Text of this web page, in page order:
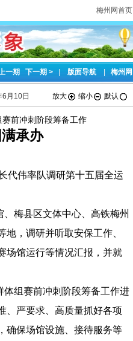
梅州网首页
一期 下一期 > 版面导航 梅州网
月10日 放大 缩小 默认
前冲刺阶段筹备工作
承办
代伟率队调研第十五届全运
梅县区文体中心、高铁梅州
，调研并听取安保工作、
场馆运行等情况汇报，并就
组赛前冲刺阶段筹备工作进
、严要求、高质量抓好各项
确保场馆设施、接待服务等